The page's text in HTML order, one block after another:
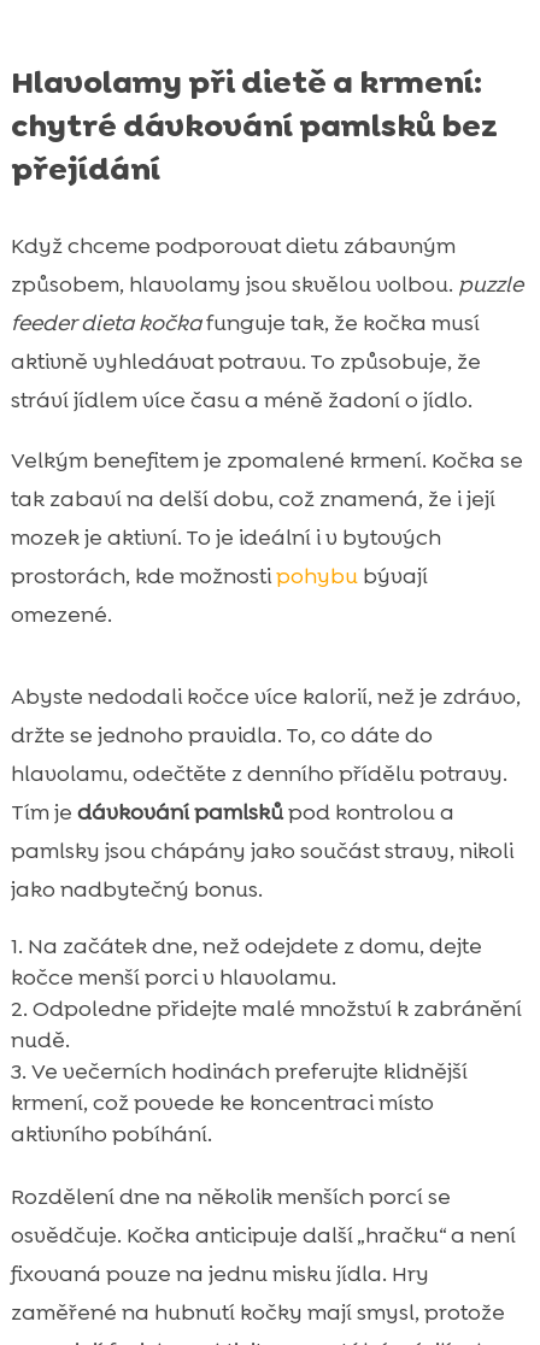
Hlavolamy při dietě a krmení:
chytré dávkování pamlsků bez
přejídání
Když chceme podporovat dietu zábavným
způsobem, hlavolamy jsou skvělou volbou. puzzle
feeder dieta kočkafunguje tak, že kočka musí
aktivně vyhledávat potravu. To způsobuje, že
stráví jídlem více času a méně žadoní o jídlo.
Velkým benefitem je zpomalené krmení. Kočka se
tak zabaví na delší dobu, což znamená, že i její
mozek je aktivní. To je ideální i v bytových
prostorách, kde možnostipohybubývají
omezené.
Abyste nedodali kočce více kalorií, než je zdrávo,
držte se jednoho pravidla. To, co dáte do
hlavolamu, odečtěte z denního přídělu potravy.
Tím je dávkování pamlskůpod kontrolou a
pamlsky jsou chápány jako součást stravy, nikoli
jako nadbytečný bonus.
Na začátek dne, než odejdete z domu, dejte
kočce menší porci v hlavolamu.
Odpoledne přidejte malé množství k zabránění
nudě.
Ve večerních hodinách preferujte klidnější
krmení, což povede ke koncentraci místo
aktivního pobíhání.
Rozdělení dne na několik menších porcí se
osvědčuje. Kočka anticipuje další „hračku“ a není
fixovaná pouze na jednu misku jídla. Hry
zaměřené na hubnutí kočky mají smysl, protože